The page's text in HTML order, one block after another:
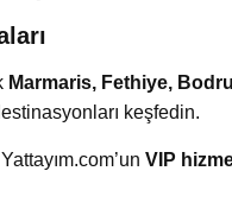
Marmaris, Fethiye,
keşfedin.
Yattayım.com’un VIP